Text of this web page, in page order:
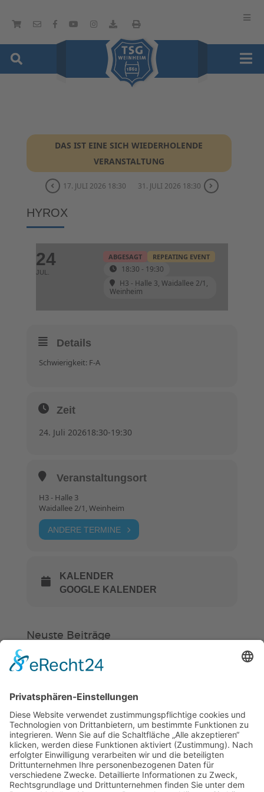
DAS IST EINE SICH WIEDERHOLENDE
VERANSTALTUNG
17. JULI 2026 18:30 31. JULI 2026 18:30
HYROX
24
JUL.
ABGESAGT REPEATING EVENT
18:30 - 19:30
H3 - Halle 3, Waidallee 2/1,
Weinheim
Details
Schwierigkeit: F-A
Zeit
24. Juli 202618:30-19:30
Veranstaltungsort
H3 - Halle 3
Waidallee 2/1, Weinheim
ANDERE TERMINE
KALENDER
GOOGLE KALENDER
Neuste Beiträge
Verein
ab 13 Uhr geschlossen
„Am Ende bekommt jeder ein
Schwimmabzeichen“